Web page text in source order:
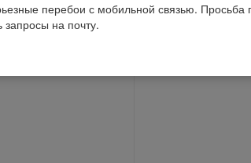
перебои с мобильной связью. Просьба
на почту.